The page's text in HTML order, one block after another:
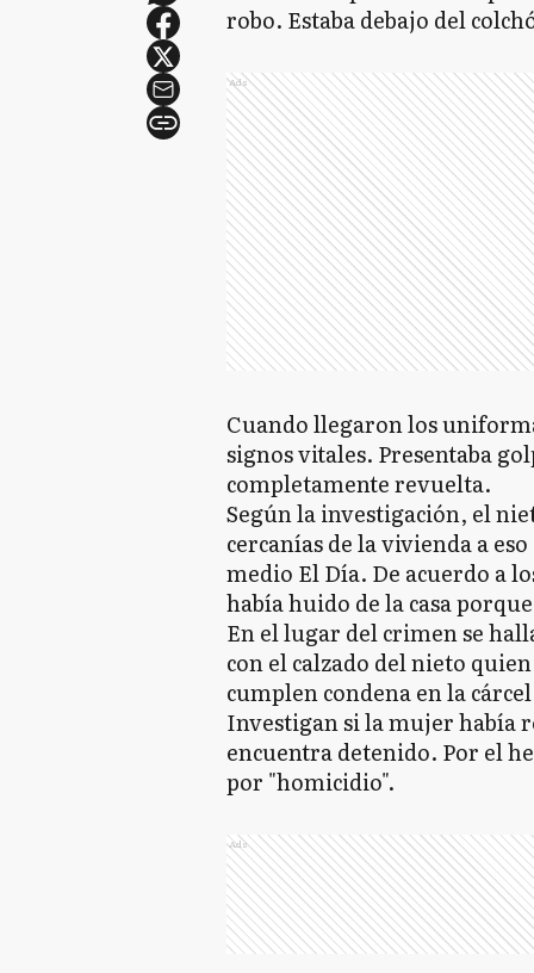
robo. Estaba debajo del
Ads
Cuando llegaron los
signos vitales. Presentaba
completamente revuelta.
Según la investigación, el
cercanías de la vivienda a
medio El Día. De acuerdo a
había huido de la casa
En el lugar del crimen se
con el calzado del nieto
cumplen condena en la
Investigan si la mujer había
encuentra detenido. Por el
por "homicidio".
Ads